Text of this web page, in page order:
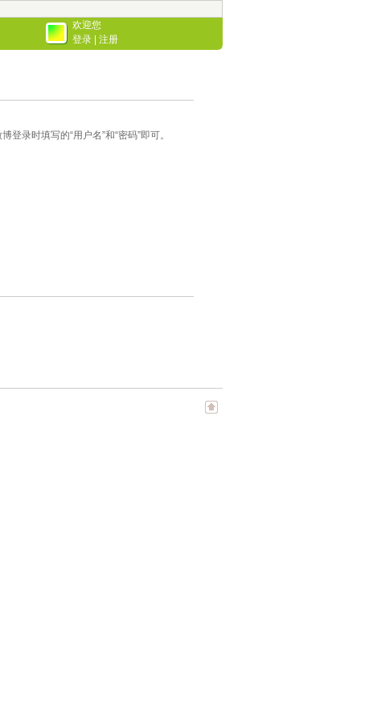
欢迎您
登录
注册
录时填写的“用户名”和“密码”即可。